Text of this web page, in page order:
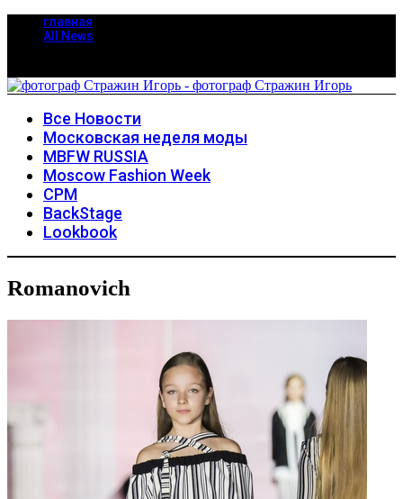
главная
All News
Все Новости
Московская неделя моды
MBFW RUSSIA
Moscow Fashion Week
CPM
BackStage
Lookbook
Romanovich